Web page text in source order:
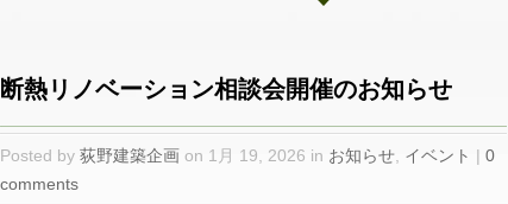
断熱リノベーション相談会開催のお知らせ
Posted by 荻野建築企画 on 1月 19, 2026 in お知らせ イベント | 0
comments